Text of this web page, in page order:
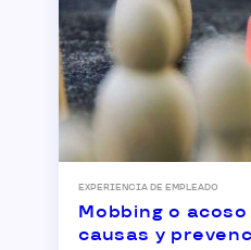
EXPERIENCIA DE EMPLEADO
Mobbing o
causas y